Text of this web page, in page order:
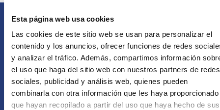
Esta página web usa cookies
Las cookies de este sitio web se usan para personalizar el
contenido y los anuncios, ofrecer funciones de redes
y analizar el tráfico. Además, compartimos información
el uso que haga del sitio web con nuestros partners de redes
sociales, publicidad y análisis web, quienes pueden
combinarla con otra información que les haya proporcionado
que hayan recopilado a partir del uso que haya hecho de sus
Atención Postventa
+51 958418476
+51 977624112